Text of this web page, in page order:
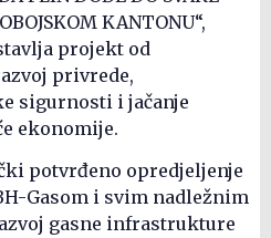
KANTONU“,
projekt od
privrede,
sigurnosti i jačanje
ekonomije.
potvrđeno opredjeljenje
Gasom i svim nadležnim
gasne infrastrukture